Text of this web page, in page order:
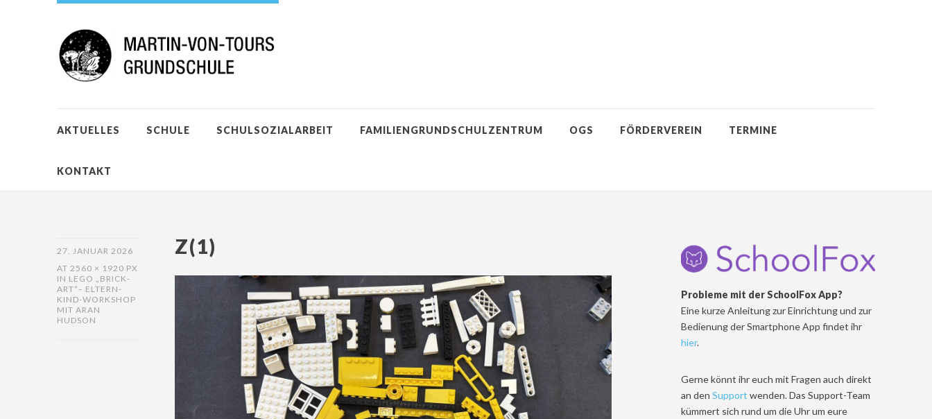
AKTUELLES SCHULE SCHULSOZIALARBEIT FAMILIENGRUNDSCHULZENTRUM OGS FÖRDERVEREIN TERMINE
KONTAKT
27. JANUAR 2026
AT 2560 × 1920 PX
IN LEGO „BRICK-
ART“– ELTERN-
KIND-WORKSHOP
MIT ARAN
HUDSON
Z(1)
Probleme mit der SchoolFox App?
Eine kurze Anleitung zur Einrichtung und zur
Bedienung der Smartphone App findet ihr
hier.
Gerne könnt ihr euch mit Fragen auch direkt
an den Support wenden. Das Support-Team
kümmert sich rund um die Uhr um eure